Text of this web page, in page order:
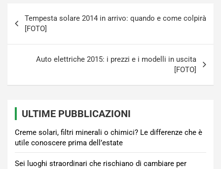
articoli
Tempesta solare 2014 in arrivo: quando e come colpirà
[FOTO]
Auto elettriche 2015: i prezzi e i modelli in uscita
[FOTO]
ULTIME PUBBLICAZIONI
Creme solari, filtri minerali o chimici? Le differenze che è
utile conoscere prima dell’estate
Sei luoghi straordinari che rischiano di cambiare per